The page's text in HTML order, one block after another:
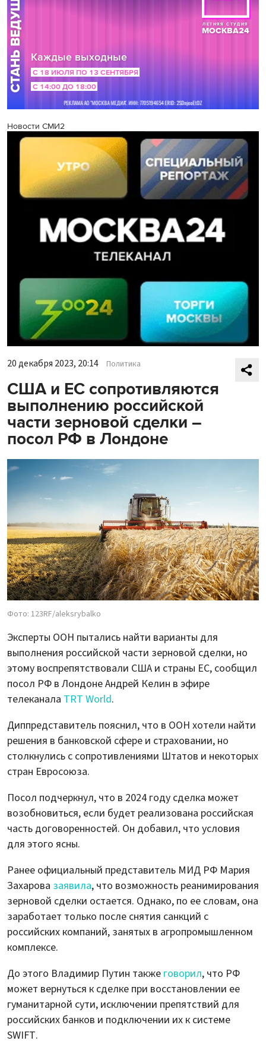
Новости СМИ2
20 декабря 2023, 20:14 Политика
США и ЕС сопротивляются
выполнению российской
части зерновой сделки –
посол РФ в Лондоне
Фото: 123RF/aleksrybalko
Эксперты ООН пытались найти варианты для
выполнения российской части зерновой сделки, но
этому воспрепятствовали США и страны ЕС, сообщил
посол РФ в Лондоне Андрей Келин в эфире
телеканала TRT World.
Диппредставитель пояснил, что в ООН хотели найти
решения в банковской сфере и страховании, но
столкнулись с сопротивлениями Штатов и некоторых
стран Евросоюза.
Посол подчеркнул, что в 2024 году сделка может
возобновиться, если будет реализована российская
часть договоренностей. Он добавил, что условия
для этого ясны.
Ранее официальный представитель МИД РФ Мария
Захарова заявила, что возможность реанимирования
зерновой сделки остается. Однако, по ее словам, она
заработает только после снятия санкций с
российских компаний, занятых в агропромышленном
комплексе.
До этого Владимир Путин также говорил, что РФ
может вернуться к сделке при восстановлении ее
гуманитарной сути, исключении препятствий для
российских банков и подключении их к системе
SWIFT.